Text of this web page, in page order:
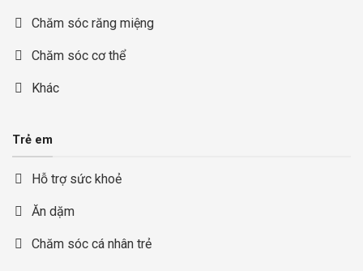
Chăm sóc răng miệng
Chăm sóc cơ thể
Khác
Trẻ em
Hỗ trợ sức khoẻ
Ăn dặm
Chăm sóc cá nhân trẻ